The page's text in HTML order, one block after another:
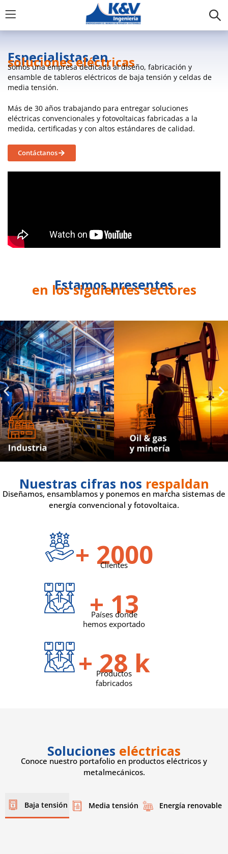
Especialistas en
soluciones eléctricas
Somos una empresa dedicada al diseño, fabricación y
ensamble de tableros eléctricos de baja tensión y celdas de
media tensión.
Más de 30 años trabajando para entregar soluciones
eléctricas convencionales y fotovoltaicas fabricadas a la
medida, certificadas y con altos estándares de calidad.
Contáctanos
Estamos presentes
en los siguientes sectores
Nuestras cifras nos respaldan
Diseñamos, ensamblamos y ponemos en marcha sistemas de
energía convencional y fotovoltaica.
+ 2000
Clientes
+ 14
Países donde
hemos exportado
+ 31 k
Productos
fabricados
Soluciones eléctricas
Conoce nuestro portafolio en productos eléctricos y
metalmecánicos.
Baja tensión Media tensión Energía renovable